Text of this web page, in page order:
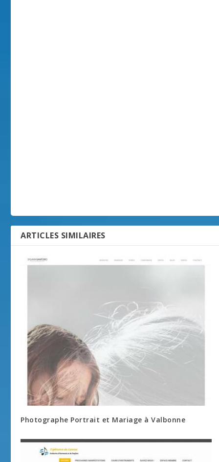
ARTICLES SIMILAIRES
Photographe Portrait et Mariage à Valbonne